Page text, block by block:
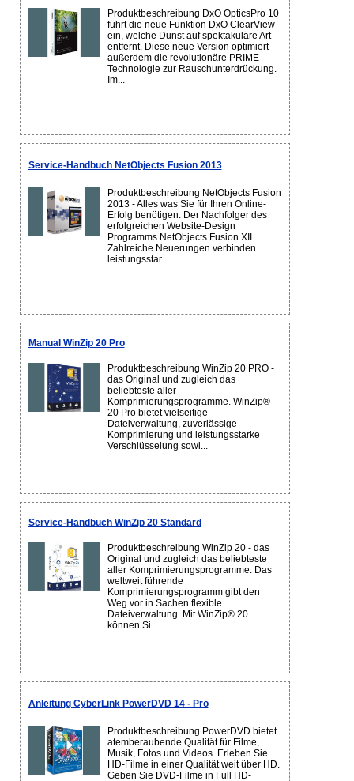
Produktbeschreibung DxO OpticsPro 10
führt die neue Funktion DxO ClearView
ein, welche Dunst auf spektakuläre Art
entfernt. Diese neue Version optimiert
außerdem die revolutionäre PRIME-
Technologie zur Rauschunterdrückung.
Im...
Service-Handbuch NetObjects Fusion 2013
Produktbeschreibung NetObjects Fusion
2013 - Alles was Sie für Ihren Online-
Erfolg benötigen. Der Nachfolger des
erfolgreichen Website-Design
Programms NetObjects Fusion XII.
Zahlreiche Neuerungen verbinden
leistungsstar...
Manual WinZip 20 Pro
Produktbeschreibung WinZip 20 PRO -
das Original und zugleich das
beliebteste aller
Komprimierungsprogramme. WinZip®
20 Pro bietet vielseitige
Dateiverwaltung, zuverlässige
Komprimierung und leistungsstarke
Verschlüsselung sowi...
Service-Handbuch WinZip 20 Standard
Produktbeschreibung WinZip 20 - das
Original und zugleich das beliebteste
aller Komprimierungsprogramme. Das
weltweit führende
Komprimierungsprogramm gibt den
Weg vor in Sachen flexible
Dateiverwaltung. Mit WinZip® 20
können Si...
Anleitung CyberLink PowerDVD 14 - Pro
Produktbeschreibung PowerDVD bietet
atemberaubende Qualität für Filme,
Musik, Fotos und Videos. Erleben Sie
HD-Filme in einer Qualität weit über HD.
Geben Sie DVD-Filme in Full HD-